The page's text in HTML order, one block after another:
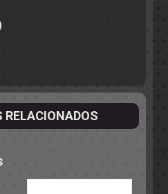
RELACIONADOS